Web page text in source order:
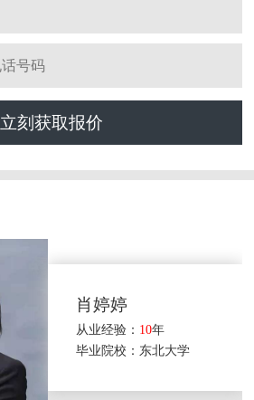
立刻获取报价
肖婷婷
从业经验： 10年
毕业院校：东北大学